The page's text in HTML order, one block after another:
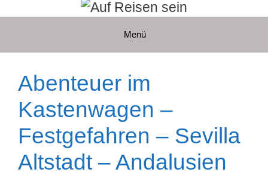
Menü
Abenteuer im
Kastenwagen –
Festgefahren – Sevilla
Altstadt – Andalusien